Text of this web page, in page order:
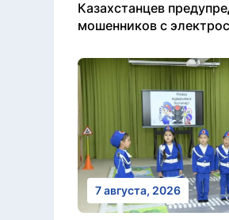
Казахстанцев
мошенников с
7 августа, 2026